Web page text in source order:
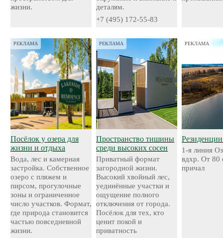
жизни.
деталям.
+7 (495) 172-55-83
РЕКЛАМА
Посёлок у озера для
жизни и отдыха
Вода, лес и камерная
застройка. Собственное
озеро с пляжем и
пирсом, прогулочные
зоны и ограниченное
число участков. Формат,
где природа становится
частью повседневной
жизни.
РЕКЛАМА
Пространство тишины
среди высоких сосен
Приватный формат
загородной жизни.
Высокий хвойный лес,
уединённые участки и
ощущение полного
отключения от города.
Посёлок для тех, кто
ценит покой и
приватность
РЕКЛАМА
1-я линия
вдхр. От 80
причал